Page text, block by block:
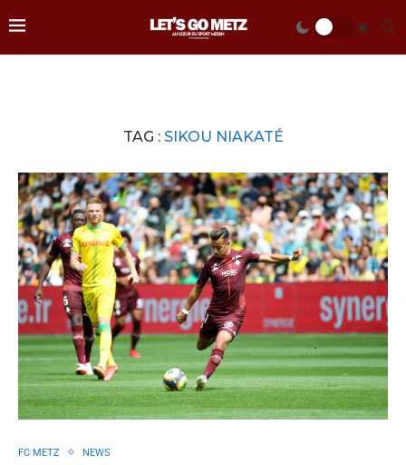
TAG : SIKOU NIAKATÉ
FC METZ NEWS